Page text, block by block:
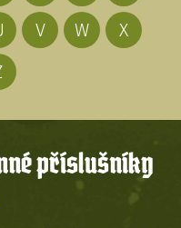
V W
X
příslušníky